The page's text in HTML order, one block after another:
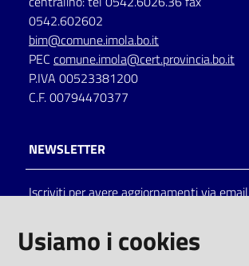
su
on line
0542.602602
bim@comune.imola.bo.it
PEC comune.imola@cert.provincia.bo.it
P.IVA 00523381200
C.F. 00794470377
NEWSLETTER
Iscriviti per avere aggiornamenti via email
Usiamo i cookies